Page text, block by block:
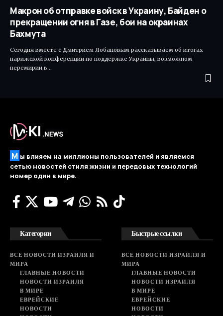
Макрон об отправке войск в Украину, Байден о
прекращении огня в Газе, бои на окраинах
Бахмута
Сегодня вместе с Дмитрием Лобановым рассказываем об итогах
парижской конференции по поддержке Украины, возможном
перемирии в…
М ы влияем на миллионы пользователей и являемся
сетью новостей стиля жизни и передовых технологий
номер один в мире.
Категории
ВСЕ НОВОСТИ ИЗРАИЛЯ И
МИРА
ГЛАВНЫЕ НОВОСТИ
НОВОСТИ ИЗРАИЛЯ
В МИРЕ
ЕВРЕЙСКИЕ
НОВОСТИ
Быстрые ссылки
ВСЕ НОВОСТИ ИЗРАИЛЯ И
МИРА
ГЛАВНЫЕ НОВОСТИ
НОВОСТИ ИЗРАИЛЯ
В МИРЕ
ЕВРЕЙСКИЕ
НОВОСТИ